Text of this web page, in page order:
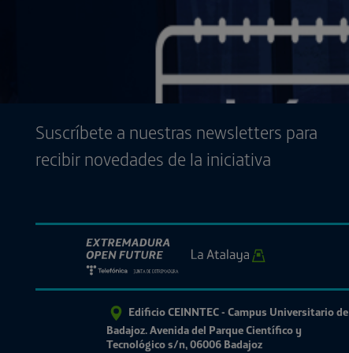
Suscríbete a nuestras newsletters para
recibir novedades de la iniciativa
Edificio CEINNTEC - Campus Universitario de
Badajoz. Avenida del Parque Científico y
Tecnológico s/n, 06006 Badajoz